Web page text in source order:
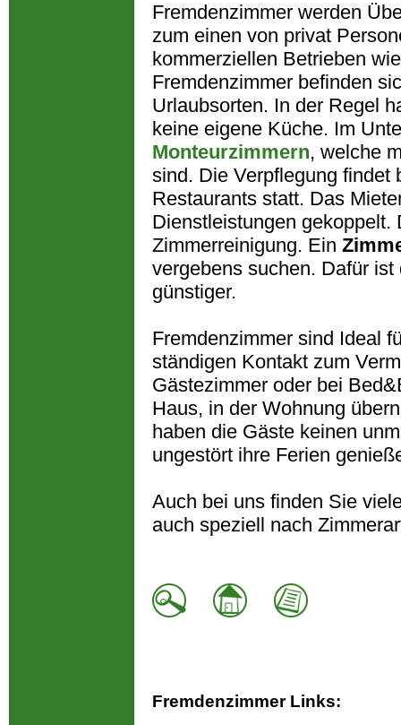
Fremdenzimmer werden
zum einen von privat
kommerziellen Betrieben
Fremdenzimmer befinden
Urlaubsorten. In der Regel
keine eigene Küche. Im
Monteurzimmern, welche
sind. Die Verpflegung findet
Restaurants statt. Das
Dienstleistungen gekoppelt.
Zimmerreinigung. Ein
vergebens suchen. Dafür
günstiger.
Fremdenzimmer sind Ideal
ständigen Kontakt zum
Gästezimmer oder bei
Haus, in der Wohnung
haben die Gäste keinen
ungestört ihre Ferien
Auch bei uns finden Sie
auch speziell nach
Fremdenzimmer Links: